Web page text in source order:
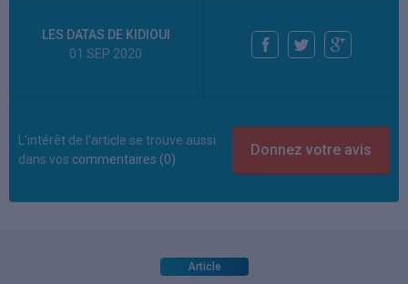
LES DATAS DE KIDIOUI
01 SEP 2020
L'intérêt de l'article se trouve aussi
dans vos commentaires (0)
Article